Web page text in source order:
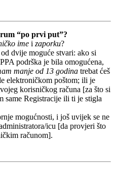
“po prvi put”?
ime i zaporku?
dvije moguće stvari: ako si
podrška je bila omogućena,
manje od 13 godina trebat ćeš
elektroničkom poštom; ili je
korisničkog računa [za što si
Registracije ili ti je stigla
mogućnosti, i još uvijek se ne
icu [da provjeri što
računom].